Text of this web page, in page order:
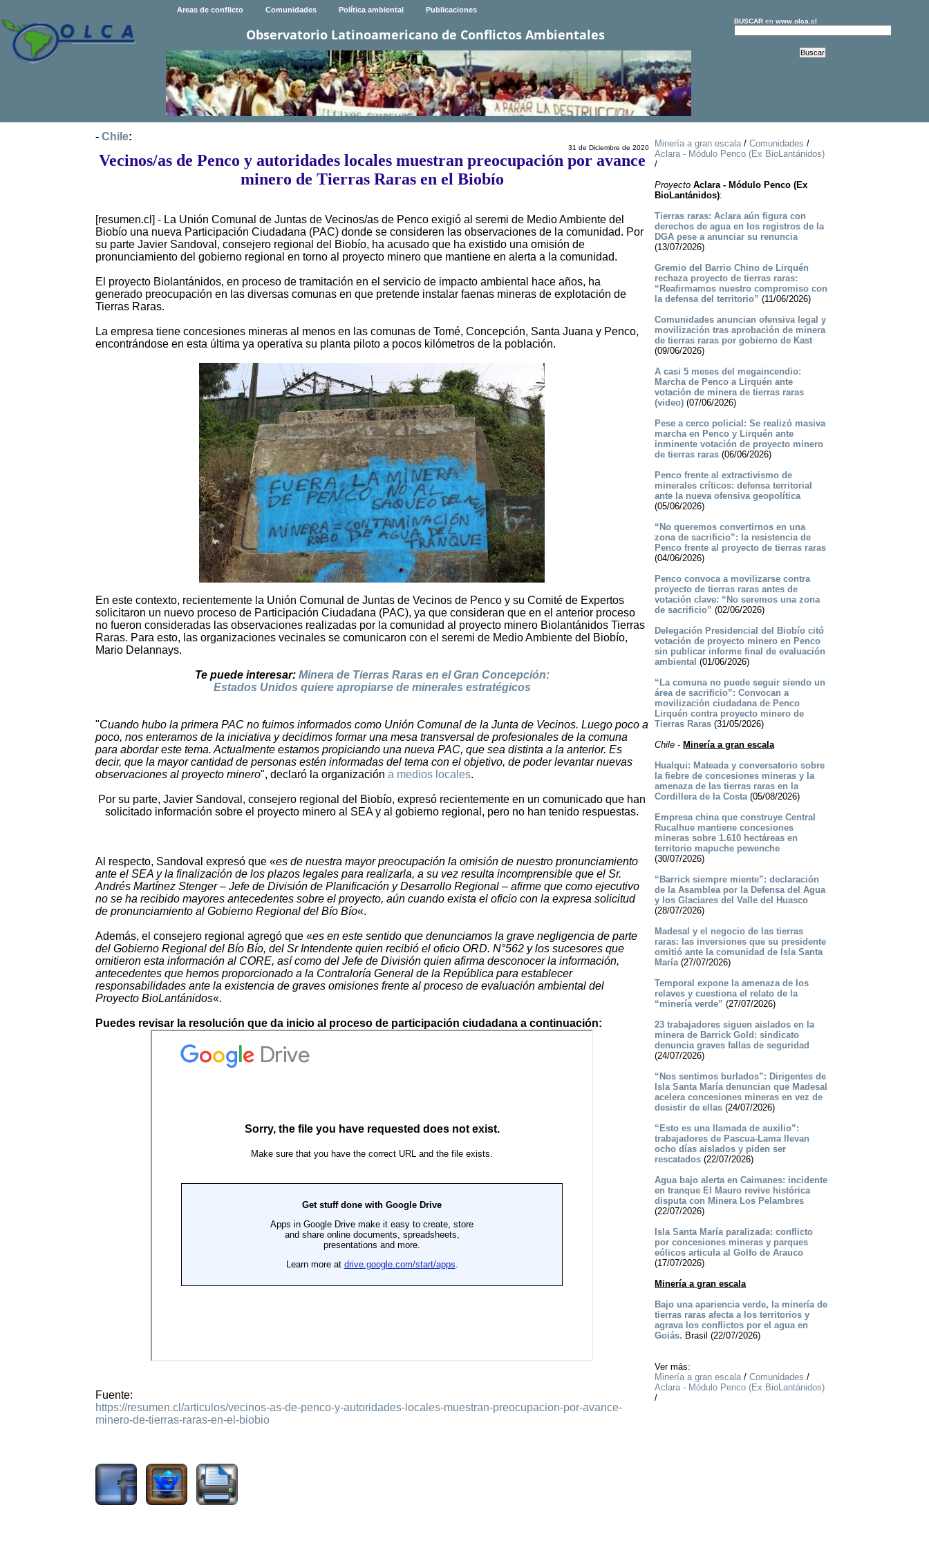
Areas de conflicto Comunidades Política ambiental Publicaciones
Observatorio Latinoamericano de Conflictos Ambientales
BUSCARen www.olca.cl
- Chile:
31 de Diciembre de 2020
Vecinos/as de Penco y autoridades locales muestran preocupación por avance
minero de Tierras Raras en el Biobío
[resumen.cl] - La Unión Comunal de Juntas de Vecinos/as de Penco exigió al seremi de Medio Ambiente del
Biobío una nueva Participación Ciudadana (PAC) donde se consideren las observaciones de la comunidad. Por
su parte Javier Sandoval, consejero regional del Biobío, ha acusado que ha existido una omisión de
pronunciamiento del gobierno regional en torno al proyecto minero que mantiene en alerta a la comunidad.
El proyecto Biolantánidos, en proceso de tramitación en el servicio de impacto ambiental hace años, ha
generado preocupación en las diversas comunas en que pretende instalar faenas mineras de explotación de
Tierras Raras.
La empresa tiene concesiones mineras al menos en las comunas de Tomé, Concepción, Santa Juana y Penco,
encontrándose en esta última ya operativa su planta piloto a pocos kilómetros de la población.
En este contexto, recientemente la Unión Comunal de Juntas de Vecinos de Penco y su Comité de Expertos
solicitaron un nuevo proceso de Participación Ciudadana (PAC), ya que consideran que en el anterior proceso
no fueron consideradas las observaciones realizadas por la comunidad al proyecto minero Biolantánidos Tierras
Raras. Para esto, las organizaciones vecinales se comunicaron con el seremi de Medio Ambiente del Biobío,
Mario Delannays.
Te puede interesar: Minera de Tierras Raras en el Gran Concepción:
Estados Unidos quiere apropiarse de minerales estratégicos
"Cuando hubo la primera PAC no fuimos informados como Unión Comunal de la Junta de Vecinos. Luego poco a
poco, nos enteramos de la iniciativa y decidimos formar una mesa transversal de profesionales de la comuna
para abordar este tema. Actualmente estamos propiciando una nueva PAC, que sea distinta a la anterior. Es
decir, que la mayor cantidad de personas estén informadas del tema con el objetivo, de poder levantar nuevas
observaciones al proyecto minero", declaró la organización a medios locales.
Por su parte, Javier Sandoval, consejero regional del Biobío, expresó recientemente en un comunicado que han
solicitado información sobre el proyecto minero al SEA y al gobierno regional, pero no han tenido respuestas.
Al respecto, Sandoval expresó que «es de nuestra mayor preocupación la omisión de nuestro pronunciamiento
ante el SEA y la finalización de los plazos legales para realizarla, a su vez resulta incomprensible que el Sr.
Andrés Martínez Stenger – Jefe de División de Planificación y Desarrollo Regional – afirme que como ejecutivo
no se ha recibido mayores antecedentes sobre el proyecto, aún cuando exista el oficio con la expresa solicitud
de pronunciamiento al Gobierno Regional del Bío Bío«.
Además, el consejero regional agregó que «es en este sentido que denunciamos la grave negligencia de parte
del Gobierno Regional del Bío Bío, del Sr Intendente quien recibió el oficio ORD. N°562 y los sucesores que
omitieron esta información al CORE, así como del Jefe de División quien afirma desconocer la información,
antecedentes que hemos proporcionado a la Contraloría General de la República para establecer
responsabilidades ante la existencia de graves omisiones frente al proceso de evaluación ambiental del
Proyecto BioLantánidos«.
Puedes revisar la resolución que da inicio al proceso de participación ciudadana a continuación:
Fuente:
https://resumen.cl/articulos/vecinos-as-de-penco-y-autoridades-locales-muestran-preocupacion-por-avance-
minero-de-tierras-raras-en-el-biobio
Minería a gran escala/ Comunidades /
Aclara - Módulo Penco (Ex BioLantánidos)
/
Proyecto Aclara - Módulo Penco (Ex
BioLantánidos):
Tierras raras: Aclara aún figura con
derechos de agua en los registros de la
DGA pese a anunciar su renuncia
(13/07/2026)
Gremio del Barrio Chino de Lirquén
rechaza proyecto de tierras raras:
“Reafirmamos nuestro compromiso con
la defensa del territorio” (11/06/2026)
Comunidades anuncian ofensiva legal y
movilización tras aprobación de minera
de tierras raras por gobierno de Kast
(09/06/2026)
A casi 5 meses del megaincendio:
Marcha de Penco a Lirquén ante
votación de minera de tierras raras
(video)(07/06/2026)
Pese a cerco policial: Se realizó masiva
marcha en Penco y Lirquén ante
inminente votación de proyecto minero
de tierras raras(06/06/2026)
Penco frente al extractivismo de
minerales críticos: defensa territorial
ante la nueva ofensiva geopolítica
(05/06/2026)
“No queremos convertirnos en una
zona de sacrificio”: la resistencia de
Penco frente al proyecto de tierras raras
(04/06/2026)
Penco convoca a movilizarse contra
proyecto de tierras raras antes de
votación clave: “No seremos una zona
de sacrificio” (02/06/2026)
Delegación Presidencial del Biobío citó
votación de proyecto minero en Penco
sin publicar informe final de evaluación
ambiental (01/06/2026)
“La comuna no puede seguir siendo un
área de sacrificio”: Convocan a
movilización ciudadana de Penco
Lirquén contra proyecto minero de
Tierras Raras(31/05/2026)
Chile- Minería a gran escala
Hualqui: Mateada y conversatorio sobre
la fiebre de concesiones mineras y la
amenaza de las tierras raras en la
Cordillera de la Costa(05/08/2026)
Empresa china que construye Central
Rucalhue mantiene concesiones
mineras sobre 1.610 hectáreas en
territorio mapuche pewenche
(30/07/2026)
“Barrick siempre miente”: declaración
de la Asamblea por la Defensa del Agua
y los Glaciares del Valle del Huasco
(28/07/2026)
Madesal y el negocio de las tierras
raras: las inversiones que su presidente
omitió ante la comunidad de Isla Santa
María(27/07/2026)
Temporal expone la amenaza de los
relaves y cuestiona el relato de la
“minería verde” (27/07/2026)
23 trabajadores siguen aislados en la
minera de Barrick Gold: sindicato
denuncia graves fallas de seguridad
(24/07/2026)
“Nos sentimos burlados”: Dirigentes de
Isla Santa María denuncian que Madesal
acelera concesiones mineras en vez de
desistir de ellas(24/07/2026)
“Esto es una llamada de auxilio”:
trabajadores de Pascua-Lama llevan
ocho días aislados y piden ser
rescatados(22/07/2026)
Agua bajo alerta en Caimanes: incidente
en tranque El Mauro revive histórica
disputa con Minera Los Pelambres
(22/07/2026)
Isla Santa María paralizada: conflicto
por concesiones mineras y parques
eólicos articula al Golfo de Arauco
(17/07/2026)
Minería a gran escala
Bajo una apariencia verde, la minería de
tierras raras afecta a los territorios y
agrava los conflictos por el agua en
Goiás. Brasil (22/07/2026)
Ver más:
Minería a gran escala/ Comunidades /
Aclara - Módulo Penco (Ex BioLantánidos)
/